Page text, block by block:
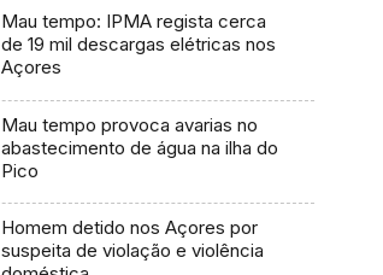
Mau tempo: IPMA regista cerca
de 19 mil descargas elétricas nos
Açores
Mau tempo provoca avarias no
abastecimento de água na ilha do
Pico
Homem detido nos Açores por
suspeita de violação e violência